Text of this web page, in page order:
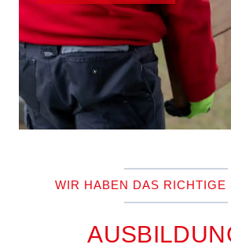
WIR HABEN DAS RICHTIGE